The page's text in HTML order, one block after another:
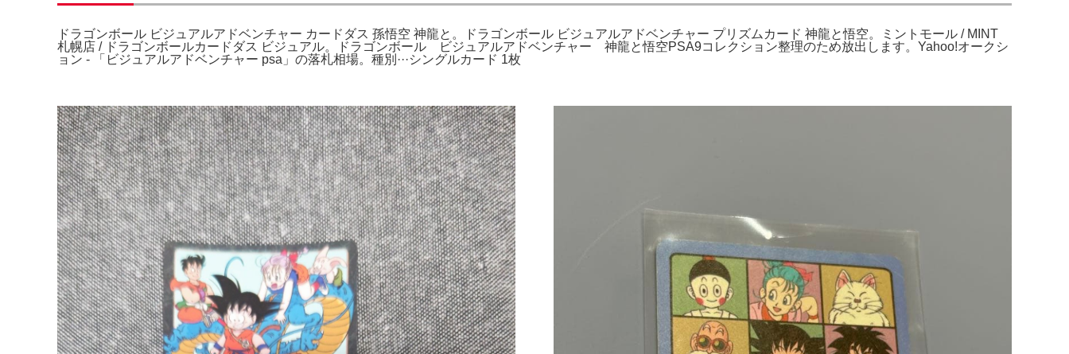
ドラゴンボール ビジュアルアドベンチャー カードダス 孫悟空 神龍と。ドラゴンボール ビジュアルアドベンチャー プリズムカード 神龍と悟空。ミントモール / MINT
札幌店 / ドラゴンボールカードダス ビジュアル。ドラゴンボール ビジュアルアドベンチャー 神龍と悟空PSA9コレクション整理のため放出します。Yahoo!オークシ
ョン - 「ビジュアルアドベンチャー psa」の落札相場。種別···シングルカード 1枚